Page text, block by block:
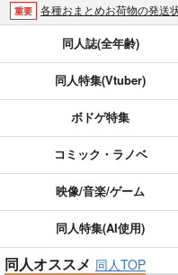
重要 各種おまとめお荷物の発送
おまとめサイクル「定期便(月2)」
重要 「とらのあな×駿河屋日本橋乙女同人誌館」通販
【2025/12/1より】「通販ポイント⇒とら
個人情報保護方針の改定に
重要 ポイント付与・管理体制改
全てのお知らせを見る
同人誌(全年齢)
同人特集(Vtuber)
ボドゲ特集
コミック・ラノベ
映像/音楽/ゲーム
同人特集(AI使用)
同人オススメ 同人TOP